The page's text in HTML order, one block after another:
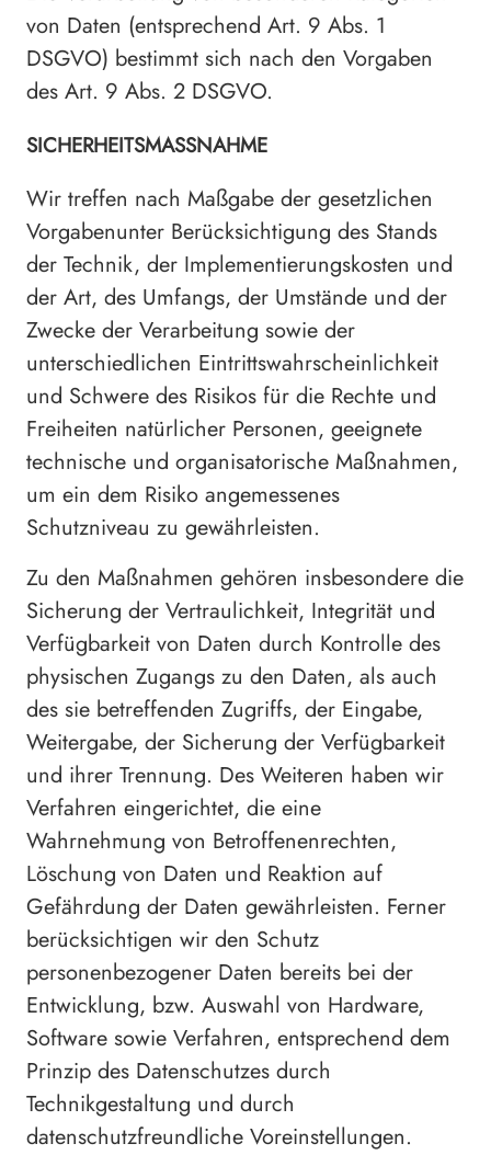
von Daten (entsprechend Art. 9 Abs. 1
DSGVO) bestimmt sich nach den Vorgaben
des Art. 9 Abs. 2 DSGVO.
SICHERHEITSMASSNAHME
Wir treffen nach Maßgabe der gesetzlichen
Vorgabenunter Berücksichtigung des Stands
der Technik, der Implementierungskosten und
der Art, des Umfangs, der Umstände und der
Zwecke der Verarbeitung sowie der
unterschiedlichen Eintrittswahrscheinlichkeit
und Schwere des Risikos für die Rechte und
Freiheiten natürlicher Personen, geeignete
technische und organisatorische Maßnahmen,
um ein dem Risiko angemessenes
Schutzniveau zu gewährleisten.
Zu den Maßnahmen gehören insbesondere die
Sicherung der Vertraulichkeit, Integrität und
Verfügbarkeit von Daten durch Kontrolle des
physischen Zugangs zu den Daten, als auch
des sie betreffenden Zugriffs, der Eingabe,
Weitergabe, der Sicherung der Verfügbarkeit
und ihrer Trennung. Des Weiteren haben wir
Verfahren eingerichtet, die eine
Wahrnehmung von Betroffenenrechten,
Löschung von Daten und Reaktion auf
Gefährdung der Daten gewährleisten. Ferner
berücksichtigen wir den Schutz
personenbezogener Daten bereits bei der
Entwicklung, bzw. Auswahl von Hardware,
Software sowie Verfahren, entsprechend dem
Prinzip des Datenschutzes durch
Technikgestaltung und durch
datenschutzfreundliche Voreinstellungen.